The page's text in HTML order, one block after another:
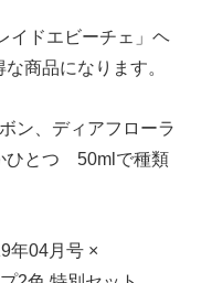
イドエビーチェ」ヘ
商品になります。
ン、ディアフローラ
ひとつ 50mlで種類
年04月号 ×